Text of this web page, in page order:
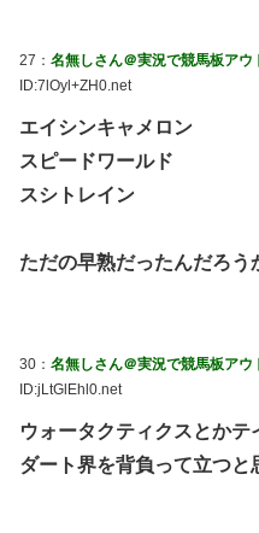
27： 名無しさん＠実況で競馬板アウ
ID:7lOyl+ZH0.net
エイシンキャメロン
スピードワールド
スシトレイン
ただの早熟だったんだろう
30： 名無しさん＠実況で競馬板アウ
ID:jLtGlEhl0.net
ウォータクティクスとか
ダート界を背負って立つと